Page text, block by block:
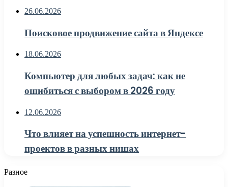
26.06.2026
Поисковое продвижение сайта в Яндексе
18.06.2026
Компьютер для любых задач: как не
ошибиться с выбором в 2026 году
12.06.2026
Что влияет на успешность интернет-
проектов в разных нишах
Разное